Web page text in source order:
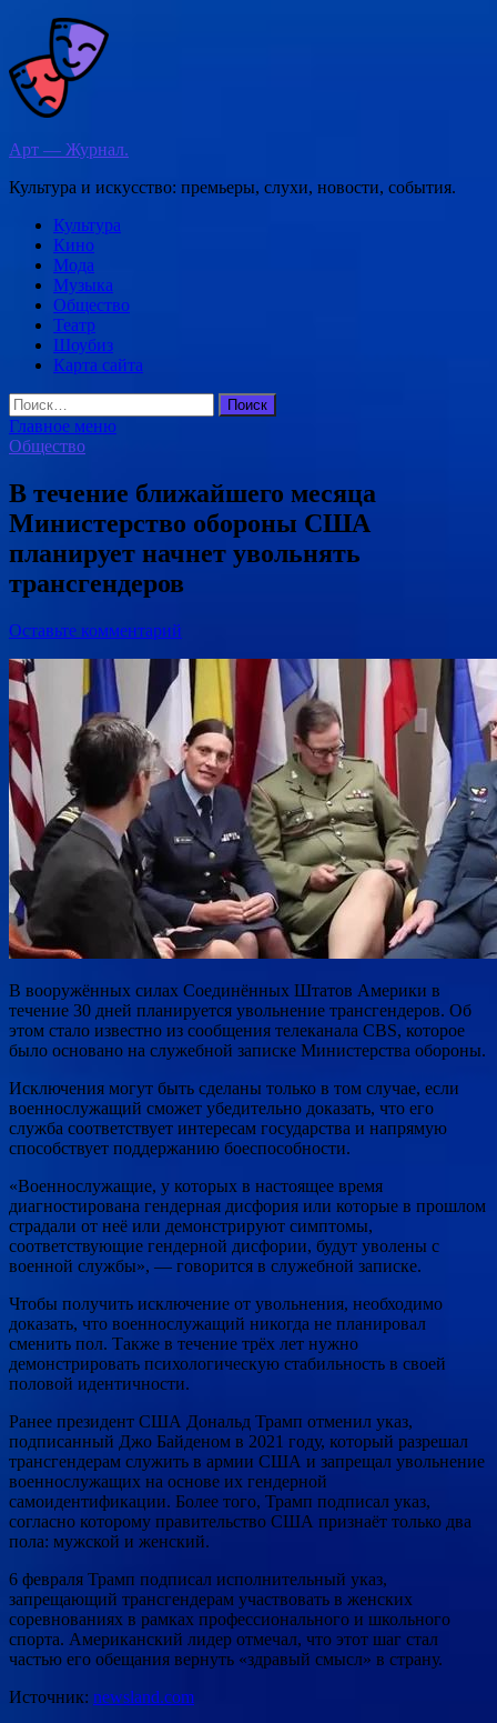
Перейти
содержимому
Арт — Журнал.
Культура и искусство: премьеры, слухи, новости, события.
Культура
Кино
Мода
Музыка
Общество
Театр
Шоубиз
Карта сайта
Найти:
Главное меню
Общество
В течение ближайшего месяца
Министерство обороны США
планирует начнет увольнять
трансгендеров
Оставьте комментарий
В вооружённых силах Соединённых Штатов Америки в
течение 30 дней планируется увольнение трансгендеров. Об
этом стало известно из сообщения телеканала CBS, которое
было основано на служебной записке Министерства обороны.
Исключения могут быть сделаны только в том случае, если
военнослужащий сможет убедительно доказать, что его
служба соответствует интересам государства и напрямую
способствует поддержанию боеспособности.
«Военнослужащие, у которых в настоящее время
диагностирована гендерная дисфория или которые в прошлом
страдали от неё или демонстрируют симптомы,
соответствующие гендерной дисфории, будут уволены с
военной службы», — говорится в служебной записке.
Чтобы получить исключение от увольнения, необходимо
доказать, что военнослужащий никогда не планировал
сменить пол. Также в течение трёх лет нужно
демонстрировать психологическую стабильность в своей
половой идентичности.
Ранее президент США Дональд Трамп отменил указ,
подписанный Джо Байденом в 2021 году, который разрешал
трансгендерам служить в армии США и запрещал увольнение
военнослужащих на основе их гендерной
самоидентификации. Более того, Трамп подписал указ,
согласно которому правительство США признаёт только два
пола: мужской и женский.
6 февраля Трамп подписал исполнительный указ,
запрещающий трансгендерам участвовать в женских
соревнованиях в рамках профессионального и школьного
спорта. Американский лидер отмечал, что этот шаг стал
частью его обещания вернуть «здравый смысл» в страну.
Источник: newsland.com